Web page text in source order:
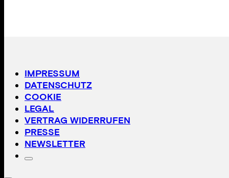
IMPRESSUM
DATENSCHUTZ
COOKIE
LEGAL
VERTRAG WIDERRUFEN
PRESSE
NEWSLETTER